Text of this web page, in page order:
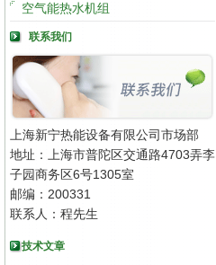
空气能热水机组
联系我们
上海新宁热能设备有限公司市场部
地址：上海市普陀区交通路4703弄李
子园商务区6号1305室
邮编：200331
联系人：程先生
技术文章